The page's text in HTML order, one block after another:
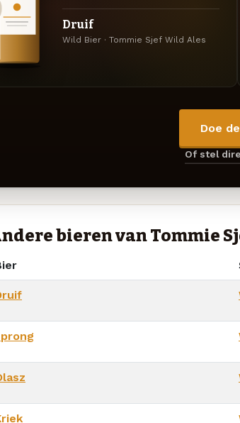
Druif
Wild Bier · Tommie Sjef Wild Ales
Doe
Of stel
bieren van Tommie